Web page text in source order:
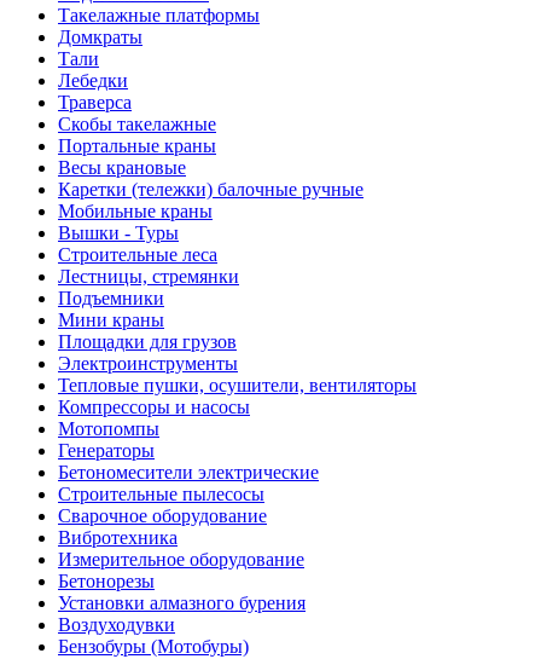
Такелажные платформы
Домкраты
Тали
Лебедки
Траверса
Скобы такелажные
Портальные краны
Весы крановые
Каретки (тележки) балочные ручные
Мобильные краны
Вышки - Туры
Строительные леса
Лестницы, стремянки
Подъемники
Мини краны
Площадки для грузов
Электроинструменты
Тепловые пушки, осушители, вентиляторы
Компрессоры и насосы
Мотопомпы
Генераторы
Бетономесители электрические
Строительные пылесосы
Сварочное оборудование
Вибротехника
Измерительное оборудование
Бетонорезы
Установки алмазного бурения
Воздуходувки
Бензобуры (Мотобуры)